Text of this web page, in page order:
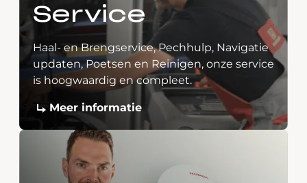
Service
Haal- en Brengservice, Pechhulp, Navigatie
updaten, Poetsen en Reinigen, onze service
is hoogwaardig en compleet.
Meer informatie